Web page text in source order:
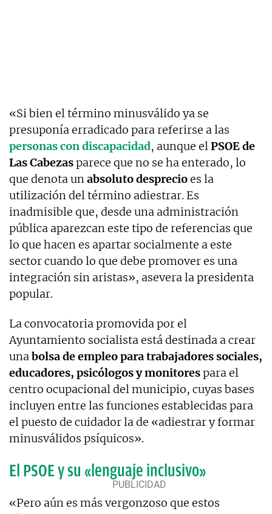
«Si bien el término minusválido ya se
presuponía erradicado para referirse a las
personas con discapacidad, aunque elPSOE de
Las Cabezasparece que no se ha enterado, lo
que denota unabsoluto desprecioes la
utilización del término adiestrar. Es
inadmisible que, desde una administración
pública aparezcan este tipo de referencias que
lo que hacen es apartar socialmente a este
sector cuando lo que debe promover es una
integración sin aristas», asevera la presidenta
popular.
La convocatoria promovida por el
Ayuntamiento socialista está destinada a crear
unabolsa de empleo para trabajadores sociales,
educadores, psicólogos y monitorespara el
centro ocupacional del municipio, cuyas bases
incluyen entre las funciones establecidas para
el puesto de cuidador la de «adiestrar y formar
minusválidos psíquicos».
El PSOE y su «lenguaje inclusivo»
«Pero aún es más vergonzoso que estos